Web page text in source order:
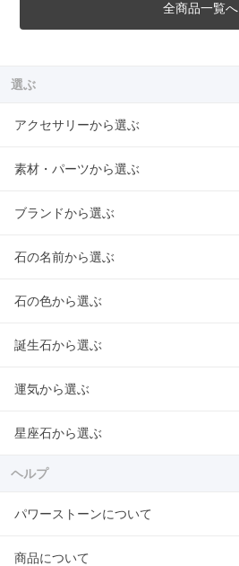
全商品一覧へ
選ぶ
アクセサリーから選ぶ
素材・パーツから選ぶ
ブランドから選ぶ
石の名前から選ぶ
石の色から選ぶ
誕生石から選ぶ
運気から選ぶ
星座石から選ぶ
ヘルプ
パワーストーンについて
商品について